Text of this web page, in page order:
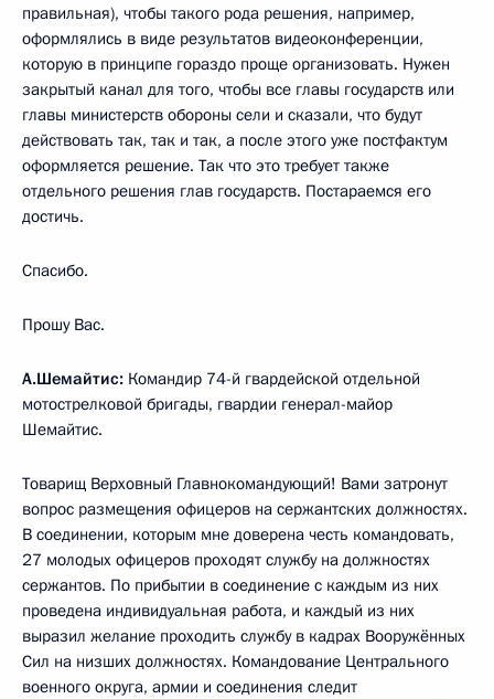
правильная), чтобы такого рода решения, например,
оформлялись в виде результатов видеоконференции,
которую в принципе гораздо проще организовать. Нужен
закрытый канал для того, чтобы все главы государств или
главы министерств обороны сели и сказали, что будут
действовать так, так и так, а после этого уже постфактум
оформляется решение. Так что это требует также
отдельного решения глав государств. Постараемся его
достичь.
Спасибо.
Прошу Вас.
А.Шемайтис: Командир 74-й гвардейской отдельной
мотострелковой бригады, гвардии генерал-майор
Шемайтис.
Товарищ Верховный Главнокомандующий! Вами затронут
вопрос размещения офицеров на сержантских должностях.
В соединении, которым мне доверена честь командовать,
27 молодых офицеров проходят службу на должностях
сержантов. По прибытии в соединение с каждым из них
проведена индивидуальная работа, и каждый из них
выразил желание проходить службу в кадрах Вооружённых
Сил на низших должностях. Командование Центрального
военного округа, армии и соединения следит